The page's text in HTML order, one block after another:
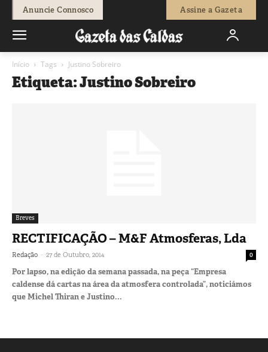
Anuncie Connosco Assine a Gazeta
Início Tags Justino Sobreiro
Etiqueta: Justino Sobreiro
Breves
RECTIFICAÇÃO – M&F Atmosferas, Lda
Redação - 27 de Outubro, 2014 0
Por lapso, na edição da semana passada, na peça “Empresa
caldense dá cartas na área da atmosfera controlada”, noticiámos
que Michel Thiran e Justino...